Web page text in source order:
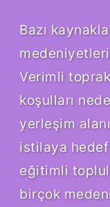
Bazı
Verimli
koşulları
yerleşim
istilaya
eğitimli
birçok